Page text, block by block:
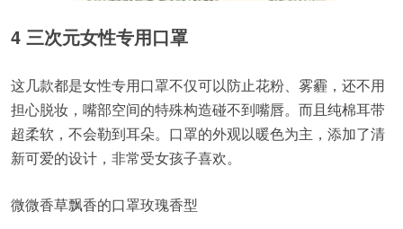
4 三次元女性专用口罩
这几款都是女性专用口罩不仅可以防止花粉、雾霾，还不用
担心脱妆，嘴部空间的特殊构造碰不到嘴唇。而且纯棉耳带
超柔软，不会勒到耳朵。口罩的外观以暖色为主，添加了清
新可爱的设计，非常受女孩子喜欢。
微微香草飘香的口罩玫瑰香型